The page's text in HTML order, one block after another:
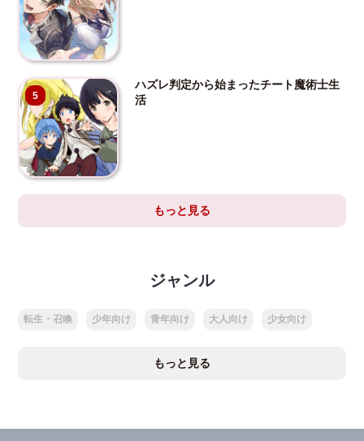
5
ハズレ判定から始まったチート魔術士生
活
もっと見る
ジャンル
転生・召喚 少年向け 青年向け 大人向け 少女向け
もっと見る